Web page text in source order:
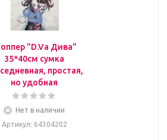
"D.Va Дива"
35*40см сумка
простая,
но удобная
Нет в наличии
Артикул: 64304202